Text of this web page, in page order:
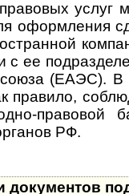
услуг
офор­м­ле­ния
ее
союза (ЕАЭС).
пра­вило,
РФ.
доку­мен­тов